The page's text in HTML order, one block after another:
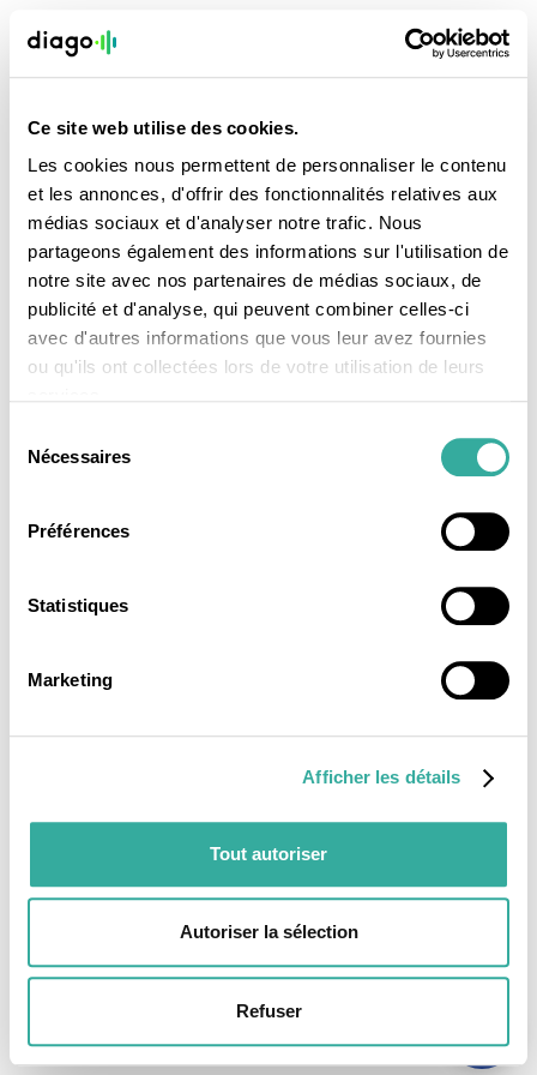
Ce site web utilise des cookies.
Les cookies nous permettent de personnaliser le contenu
et les annonces, d'offrir des fonctionnalités relatives aux
médias sociaux et d'analyser notre trafic. Nous
partageons également des informations sur l'utilisation de
notre site avec nos partenaires de médias sociaux, de
publicité et d'analyse, qui peuvent combiner celles-ci
avec d'autres informations que vous leur avez fournies
ou qu'ils ont collectées lors de votre utilisation de leurs
Nécessaires
Préférences
Statistiques
Marketing
Afficher les détails
Tout autoriser
Autoriser la sélection
Refuser